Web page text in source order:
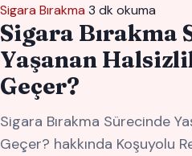
Sigara Bırakma 3 dk okuma
Sigara Bırakma
Yaşanan
Geçer?
Sigara Bırakma Sürecinde
Geçer? hakkında Koşuyolu